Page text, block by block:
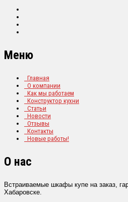
Меню
Главная
О компании
Как мы работаем
Конструктор кухни
Статьи
Новости
Отзывы
Контакты
Новые работы!
О нас
Встраиваемые шкафы купе на заказ,
Хабаровске.